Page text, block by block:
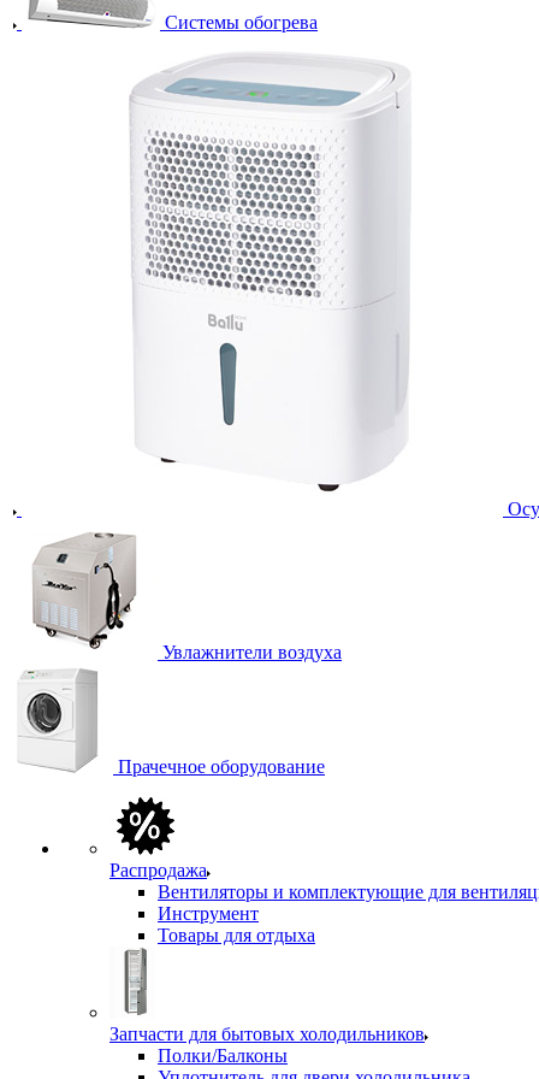
Системы обогрева
Увлажнители воздуха
Прачечное оборудование
Распродажа
Вентиляторы и комплектующие для
Инструмент
Товары для отдыха
Запчасти для бытовых холодильников
Полки/Балконы